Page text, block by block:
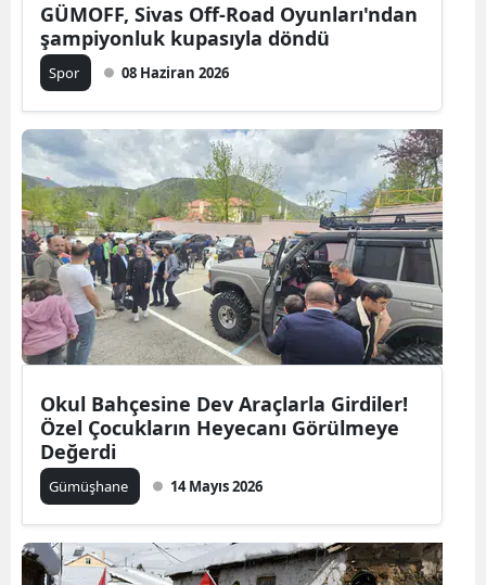
Hakkari
Mersin
İstanbul
İzmir
Kars
Kastamonu
Kırklareli
Kocaeli
Konya
GÜMOFF, Sivas Off-Road Oyunları'ndan
şampiyonluk kupasıyla döndü
Spor 08 Haziran 2026
Okul Bahçesine Dev Araçlarla Girdiler!
Özel Çocukların Heyecanı Görülmeye
Değerdi
Gümüşhane 14 Mayıs 2026